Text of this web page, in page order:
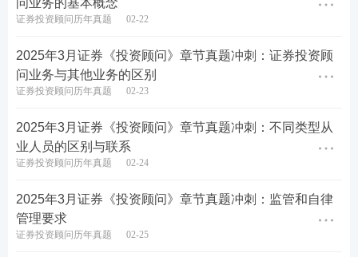
程序，及时对答案，提前知晓成绩！
立即估分>>
证券备考计划
问业务的基本概念
证券投资顾问历年真题 02-22
2025年3月证券《投资顾问》章节真题冲刺：证券投资顾
问业务与其他业务的区别
证券投资顾问历年真题 02-23
2025年3月证券《投资顾问》章节真题冲刺：不同类型从
业人员的区别与联系
证券投资顾问历年真题 02-24
2025年3月证券《投资顾问》章节真题冲刺：监管和自律
管理要求
证券投资顾问历年真题 02-25